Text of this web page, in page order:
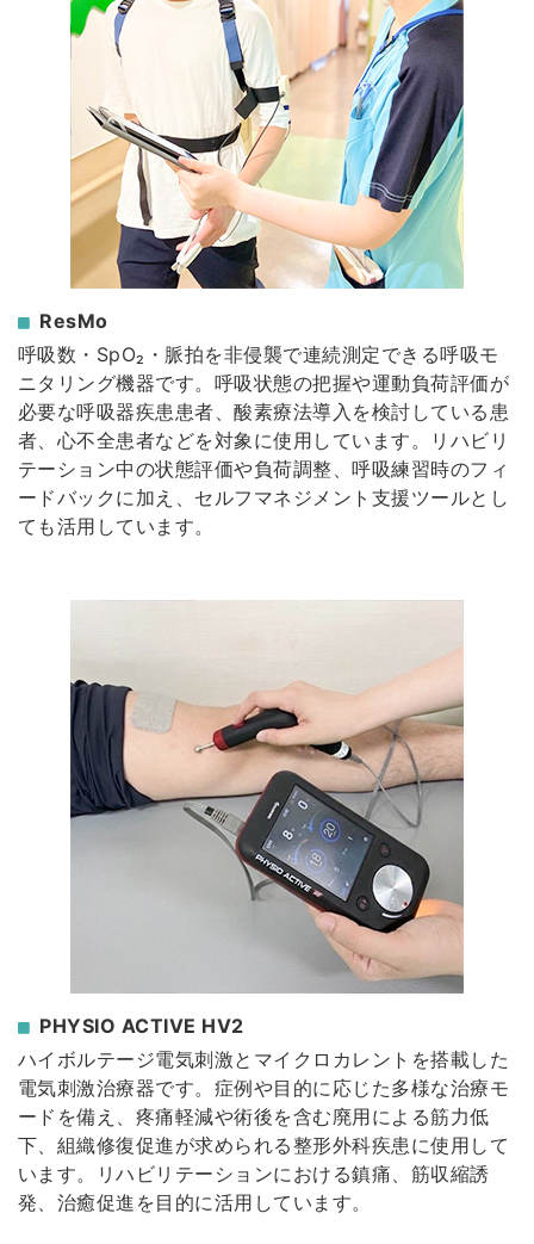
ResMo
呼吸数・SpO₂・脈拍を非侵襲で連続測定できる呼吸モ
ニタリング機器です。呼吸状態の把握や運動負荷評価が
必要な呼吸器疾患患者、酸素療法導入を検討している患
者、心不全患者などを対象に使用しています。リハビリ
テーション中の状態評価や負荷調整、呼吸練習時のフィ
ードバックに加え、セルフマネジメント支援ツールとし
ても活用しています。
PHYSIO ACTIVE HV2
ハイボルテージ電気刺激とマイクロカレントを搭載した
電気刺激治療器です。症例や目的に応じた多様な治療モ
ードを備え、疼痛軽減や術後を含む廃用による筋力低
下、組織修復促進が求められる整形外科疾患に使用して
います。リハビリテーションにおける鎮痛、筋収縮誘
発、治癒促進を目的に活用しています。